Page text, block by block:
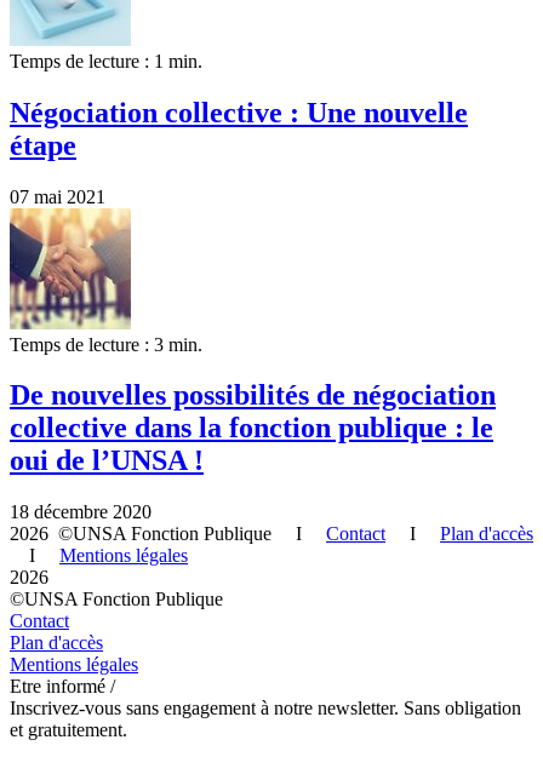
Temps de lecture : 1 min.
Négociation collective : Une nouvelle
étape
07 mai 2021
Temps de lecture : 3 min.
De nouvelles possibilités de négociation
collective dans la fonction publique : le
oui de l’UNSA !
18 décembre 2020
2026 ©UNSA Fonction Publique I Contact I Plan d'accès
I Mentions légales
2026
©UNSA Fonction Publique
Contact
Plan d'accès
Mentions légales
Etre informé /
Inscrivez-vous sans engagement à notre newsletter. Sans obligation
et gratuitement.